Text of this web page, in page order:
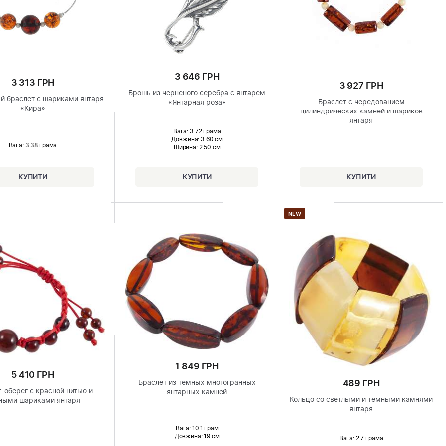
3 313 ГРН
браслет с шариками янтаря
«Кира»
Вага: 3.38 грама
3 646 ГРН
Брошь из черненого серебра с янтарем
«Янтарная роза»
Вага: 3.72 грама
Довжина: 3.60 см
Ширина: 2.50 см
3 927 ГРН
Браслет с чередованием
цилиндрических камней и шариков
янтаря
5 410 ГРН
оберег с красной нитью и
шариками янтаря
1 849 ГРН
Браслет из темных многогранных
янтарных камней
Вага: 10.1 грам
Довжина:19 см
NEW
489 ГРН
Кольцо со светлыми и темными камнями
янтаря
Вага: 2.7 грама